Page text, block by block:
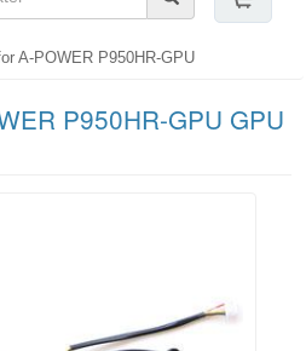
A-POWER P950HR-GPU
P950HR-GPU GPU